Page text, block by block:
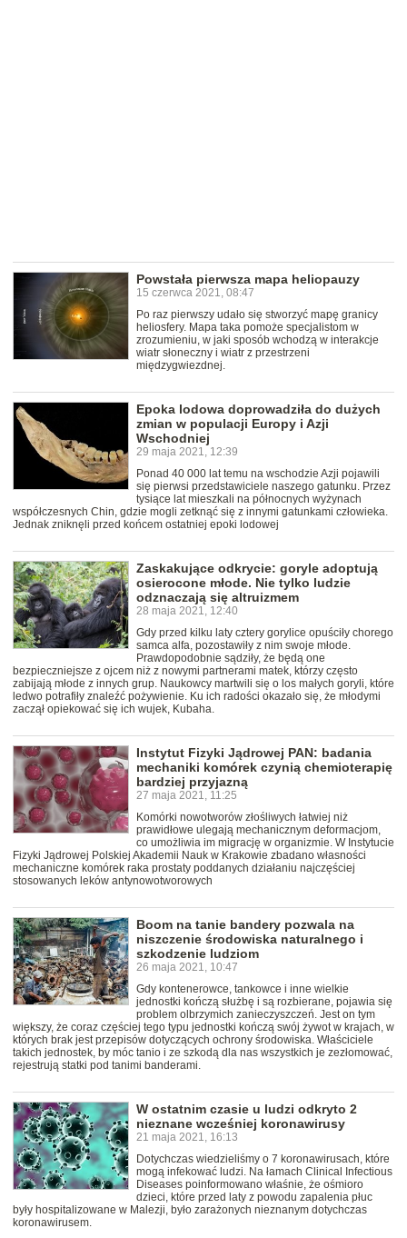
Powstała pierwsza mapa heliopauzy
15 czerwca 2021, 08:47
Po raz pierwszy udało się stworzyć mapę granicy
heliosfery. Mapa taka pomoże specjalistom w
zrozumieniu, w jaki sposób wchodzą w interakcje
wiatr słoneczny i wiatr z przestrzeni
międzygwiezdnej.
Epoka lodowa doprowadziła do dużych
zmian w populacji Europy i Azji
Wschodniej
29 maja 2021, 12:39
Ponad 40 000 lat temu na wschodzie Azji pojawili
się pierwsi przedstawiciele naszego gatunku. Przez
tysiące lat mieszkali na północnych wyżynach
współczesnych Chin, gdzie mogli zetknąć się z innymi gatunkami człowieka.
Jednak zniknęli przed końcem ostatniej epoki lodowej
Zaskakujące odkrycie: goryle adoptują
osierocone młode. Nie tylko ludzie
odznaczają się altruizmem
28 maja 2021, 12:40
Gdy przed kilku laty cztery gorylice opuściły chorego
samca alfa, pozostawiły z nim swoje młode.
Prawdopodobnie sądziły, że będą one
bezpieczniejsze z ojcem niż z nowymi partnerami matek, którzy często
zabijają młode z innych grup. Naukowcy martwili się o los małych goryli, które
ledwo potrafiły znaleźć pożywienie. Ku ich radości okazało się, że młodymi
zaczął opiekować się ich wujek, Kubaha.
Instytut Fizyki Jądrowej PAN: badania
mechaniki komórek czynią chemioterapię
bardziej przyjazną
27 maja 2021, 11:25
Komórki nowotworów złośliwych łatwiej niż
prawidłowe ulegają mechanicznym deformacjom,
co umożliwia im migrację w organizmie. W Instytucie
Fizyki Jądrowej Polskiej Akademii Nauk w Krakowie zbadano własności
mechaniczne komórek raka prostaty poddanych działaniu najczęściej
stosowanych leków antynowotworowych
Boom na tanie bandery pozwala na
niszczenie środowiska naturalnego i
szkodzenie ludziom
26 maja 2021, 10:47
Gdy kontenerowce, tankowce i inne wielkie
jednostki kończą służbę i są rozbierane, pojawia się
problem olbrzymich zanieczyszczeń. Jest on tym
większy, że coraz częściej tego typu jednostki kończą swój żywot w krajach, w
których brak jest przepisów dotyczących ochrony środowiska. Właściciele
takich jednostek, by móc tanio i ze szkodą dla nas wszystkich je zezłomować,
rejestrują statki pod tanimi banderami.
W ostatnim czasie u ludzi odkryto 2
nieznane wcześniej koronawirusy
21 maja 2021, 16:13
Dotychczas wiedzieliśmy o 7 koronawirusach, które
mogą infekować ludzi. Na łamach Clinical Infectious
Diseases poinformowano właśnie, że ośmioro
dzieci, które przed laty z powodu zapalenia płuc
były hospitalizowane w Malezji, było zarażonych nieznanym dotychczas
koronawirusem.